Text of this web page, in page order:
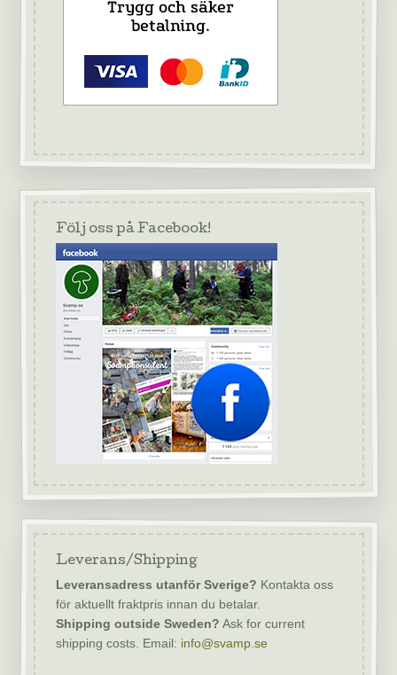
Följ oss på Facebook!
Leverans/Shipping
Leveransadress utanför Sverige? Kontakta oss
för aktuellt fraktpris innan du betalar.
Shipping outside Sweden? Ask for current
shipping costs. Email: info@svamp.se